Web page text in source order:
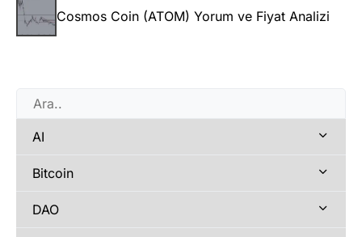
Cosmos Coin (ATOM) Yorum ve Fiyat Analizi
AI
Bitcoin
DAO